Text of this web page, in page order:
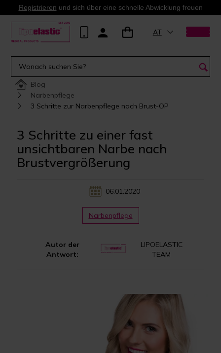
Registrieren und sich über eine schnelle Abwicklung freuen
AT
Blog
Narbenpflege
3 Schritte zur Narbenpflege nach Brust-OP
3 Schritte zu einer fast
unsichtbaren Narbe nach
Brustvergrößerung
06.01.2020
Autor der
Antwort:
LIPOELASTIC
TEAM
Narbenpflege